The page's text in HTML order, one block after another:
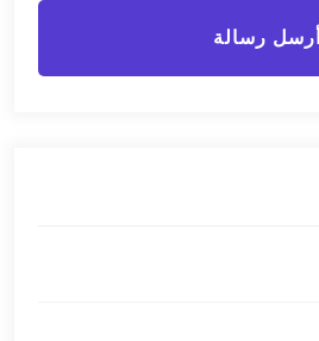
أرسل رسالة